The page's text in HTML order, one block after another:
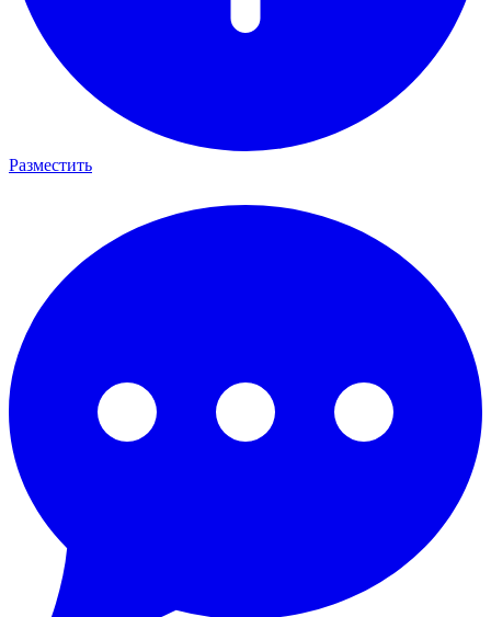
Разместить